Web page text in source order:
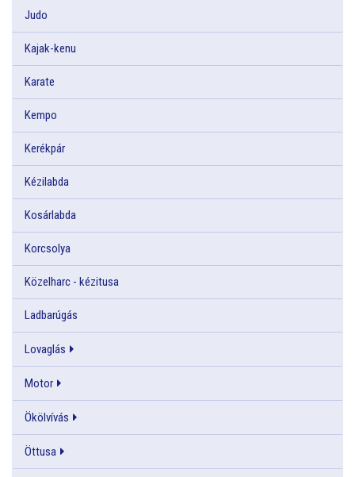
Judo
Kajak-kenu
Karate
Kempo
Kerékpár
Kézilabda
Kosárlabda
Korcsolya
Közelharc - kézitusa
Ladbarúgás
Lovaglás
Motor
Ökölvívás
Öttusa